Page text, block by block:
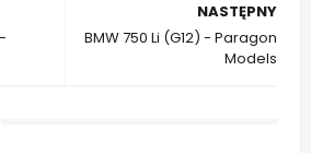
NASTĘPNY
BMW 750 Li (G12) - Paragon
Models